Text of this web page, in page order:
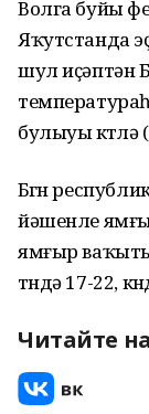
Волга буйы
Яҡутстанда
шул иҫәптән
булыуы
Бөгөн
йәшенле
ямғыр
төндә 17-22,
Читайте